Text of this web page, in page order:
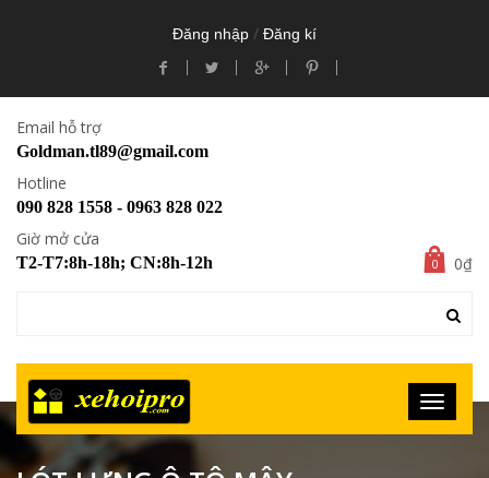
Đăng nhập / Đăng kí
Email hỗ trợ
Goldman.tl89@gmail.com
Hotline
090 828 1558 - 0963 828 022
Giờ mở cửa
T2-T7:8h-18h; CN:8h-12h 0 0₫